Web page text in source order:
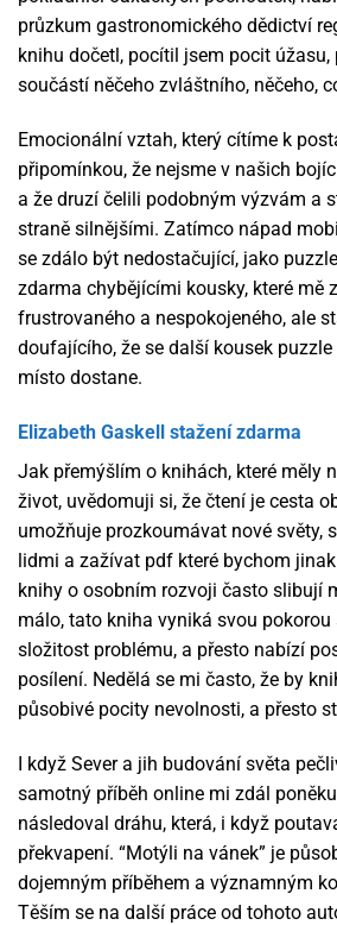
průzkum gastronomického dědictví
knihu dočetl, pocítil jsem pocit úžasu,
součástí něčeho zvláštního, něčeho,
Emocionální vztah, který cítíme k
připomínkou, že nejsme v našich
a že druzí čelili podobným výzvám a
straně silnějšími. Zatímco nápad
se zdálo být nedostačující, jako
zdarma chybějícími kousky, které mě
frustrovaného a nespokojeného, ale
doufajícího, že se další kousek
místo dostane.
Elizabeth Gaskell stažení zdarma​
Jak přemýšlím o knihách, které měly
život, uvědomuji si, že čtení je cesta
umožňuje prozkoumávat nové světy,
lidmi a zažívat pdf které bychom
knihy o osobním rozvoji často slibují
málo, tato kniha vyniká svou
složitost problému, a přesto nabízí
posílení. Nedělá se mi často, že by
působivé pocity nevolnosti, a přesto
I když Sever a jih budování světa
samotný příběh online mi zdál
následoval dráhu, která, i když
překvapení. “Motýli na vánek” je
dojemným příběhem a významným
Těším se na další práce od tohoto